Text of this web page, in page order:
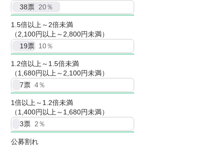
38票 20％
1.5倍以上～2倍未満
（2,100円以上～2,800円未満）
19票 10％
1.2倍以上～1.5倍未満
（1,680円以上～2,100円未満）
7票 4％
1倍以上～1.2倍未満
（1,400円以上～1,680円未満）
3票 2％
公募割れ